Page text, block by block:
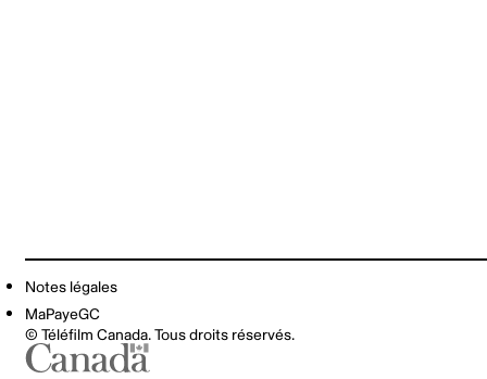
Notes légales
MaPayeGC
© Téléfilm Canada. Tous droits réservés.